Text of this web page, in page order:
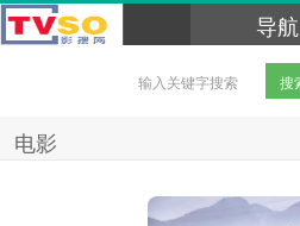
导航
电影